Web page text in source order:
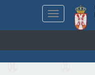
Toggle
navigation